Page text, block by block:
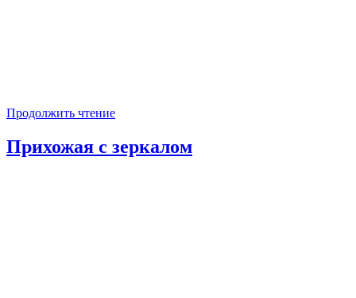
Продолжить чтение
Прихожая с зеркалом